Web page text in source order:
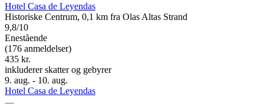
Hotel Casa de Leyendas
Historiske Centrum, 0,1 km fra Olas Altas Strand
9,8/10
Enestående
(176 anmeldelser)
435 kr.
inkluderer skatter og gebyrer
9. aug. - 10. aug.
Hotel Casa de Leyendas